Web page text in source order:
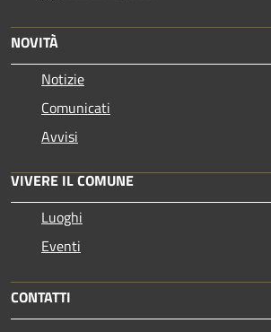
NOVITÀ
Notizie
Comunicati
Avvisi
VIVERE IL COMUNE
Luoghi
Eventi
CONTATTI